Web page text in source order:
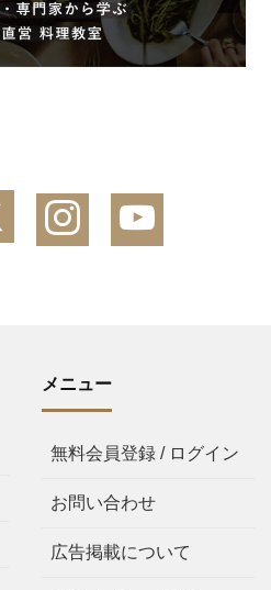
メニュー
無料会員登録 / ログイン
お問い合わせ
広告掲載について